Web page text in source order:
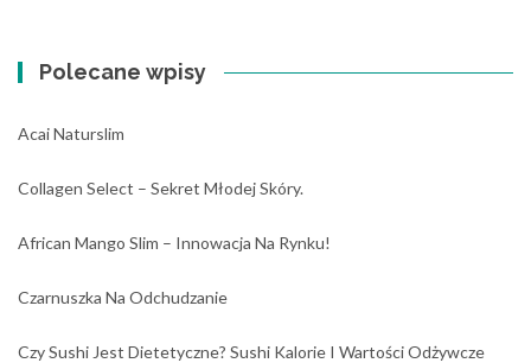
Polecane wpisy
Acai Naturslim
Collagen Select – Sekret Młodej Skóry.
African Mango Slim – Innowacja Na Rynku!
Czarnuszka Na Odchudzanie
Czy Sushi Jest Dietetyczne? Sushi Kalorie I Wartości Odżywcze